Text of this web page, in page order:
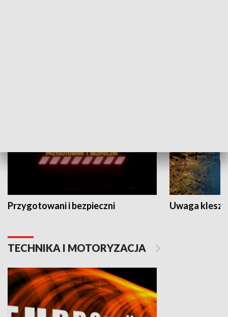
Przygotowani i bezpieczni Uwaga
TECHNIKA I MOTORYZACJA